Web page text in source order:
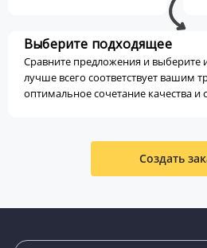
Выберите подходящее
Сравните предложения и выберите
лучше всего соответствует вашим
оптимальное сочетание качества и
Создать